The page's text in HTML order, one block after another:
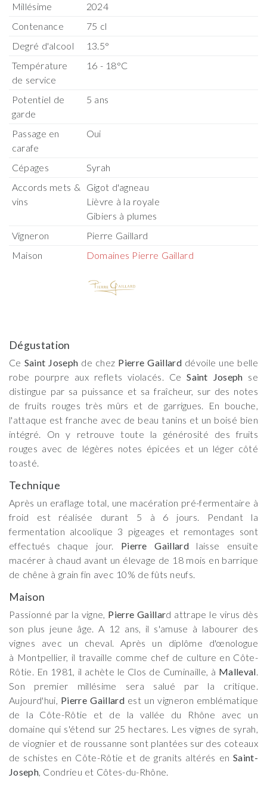
Millésime
2024
Contenance
75 cl
Degré d'alcool
13.5°
Température
de service
16 - 18°C
Potentiel de
garde
5 ans
Passage en
carafe
Oui
Cépages
Syrah
Accords mets &
vins
Gigot d'agneau
Lièvre à la royale
Gibiers à plumes
Vigneron
Pierre Gaillard
Maison
Domaines Pierre Gaillard
Dégustation
Ce Saint Joseph de chez Pierre Gaillard dévoile une belle
robe pourpre aux reflets violacés. CeSaint Joseph se
distingue par sa puissance et sa fraîcheur, sur des notes
de fruits rouges très mûrs et de garrigues. En bouche,
l'attaque est franche avec de beau tanins et un boisé bien
intégré. On y retrouve toute la générosité des fruits
rouges avec de légères notes épicées et un léger côté
toasté.
Technique
Après un eraflage total, une macération pré-fermentaire à
froid est réalisée durant 5 à 6 jours. Pendant la
fermentation alcoolique 3 pigeages et remontages sont
effectués chaque jour. Pierre Gaillardlaisse ensuite
macérer à chaud avant un élevage de 18 mois en barrique
de chêne à grain fin avec 10% de fûts neufs.
Maison
Passionné par la vigne, Pierre Gaillard attrape le virus dès
son plus jeune âge. A 12 ans, il s'amuse à labourer des
vignes avec un cheval. Après un diplôme d'œnologue
à Montpellier, il travaille comme chef de culture en Côte-
Rôtie. En 1981, il achète le Clos de Cuminaille, à Malleval.
Son premier millésime sera salué par la critique.
Aujourd'hui, Pierre Gaillardest un vigneron emblématique
de la Côte-Rôtie et de la vallée du Rhône avec un
domaine qui s'étend sur 25 hectares. Les vignes de syrah,
de viognier et de roussanne sont plantées sur des coteaux
de schistes en Côte-Rôtie et de granits altérés enSaint-
Joseph, Condrieu et Côtes-du-Rhône.